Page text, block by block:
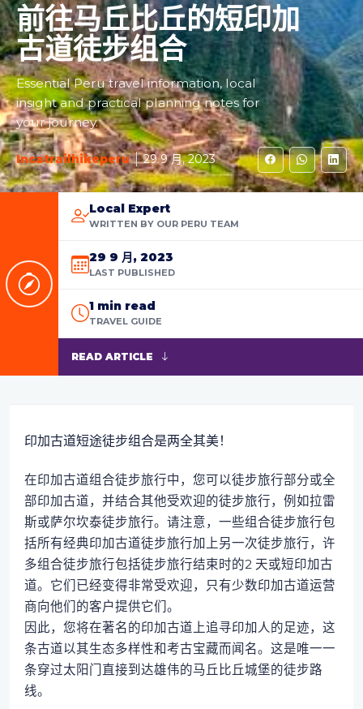
前往马丘比丘的短印加
古道徒步组合
Essential Peru travel information, local
insight and practical planning notes for
your journey.
Incatrailhikeperu 29 9 月, 2023
Local Expert
WRITTEN BY OUR PERU TEAM
29 9 月, 2023
LAST PUBLISHED
1 min read
TRAVEL GUIDE
READ ARTICLE
印加古道短途徒步组合是两全其美！
在印加古道组合徒步旅行中，您可以徒步旅行部分或全
部印加古道，并结合其他受欢迎的徒步旅行，例如拉雷
斯或萨尔坎泰徒步旅行。请注意，一些组合徒步旅行包
括所有经典印加古道徒步旅行加上另一次徒步旅行，许
多组合徒步旅行包括徒步旅行结束时的2 天或短印加古
道。它们已经变得非常受欢迎，只有少数印加古道运营
商向他们的客户提供它们。
因此，您将在著名的印加古道上追寻印加人的足迹，这
条古道以其生态多样性和考古宝藏而闻名。这是唯一一
条穿过太阳门直接到达雄伟的马丘比丘城堡的徒步路
线。